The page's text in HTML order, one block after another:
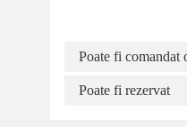
Poate fi comandat
Poate fi rezervat